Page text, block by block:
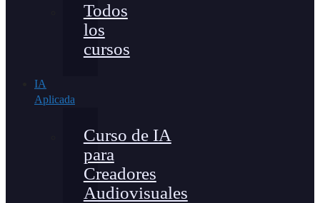
Todos
los
cursos
IA
Aplicada
Curso de IA
para
Creadores
Audiovisuales